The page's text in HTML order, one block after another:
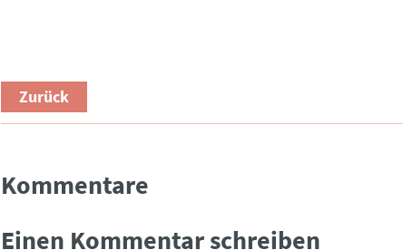
Zurück
Kommentare
Einen Kommentar schreiben